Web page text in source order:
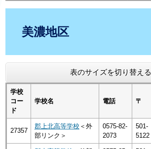
美濃地区
表のサイズを切り替える
学校
コー
ド
学校名 電話 〒
27357
郡上北高等学校 ＜外
部リンク＞
0575-82-
2073
501-
5122